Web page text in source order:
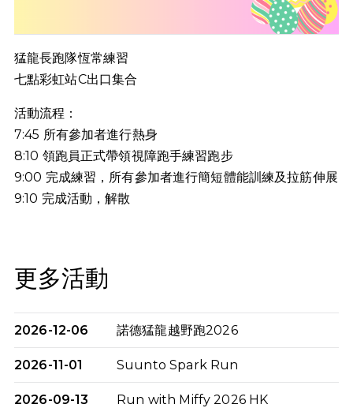
猛龍長跑隊恆常練習
七點彩虹站C出口集合
活動流程：
7:45 所有參加者進行熱身
8:10 領跑員正式帶領視障跑手練習跑步
9:00 完成練習，所有參加者進行簡短體能訓練及拉筋伸展
9:10 完成活動，解散
更多活動
2026-12-06 諾德猛龍越野跑2026
2026-11-01 Suunto Spark Run
2026-09-13 Run with Miffy 2026 HK